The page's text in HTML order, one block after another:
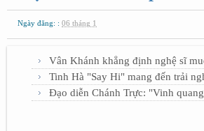
Ngày đăng: : 06 tháng 1
Vân Khánh khẳng định nghệ sĩ
Tinh Hà "Say Hi" mang đến trải
Đạo diễn Chánh Trực: "Vinh